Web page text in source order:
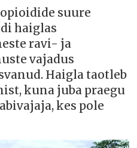
suure
haiglas
ravi- ja
vajadus
Haigla taotleb
kuna juba praegu
kes pole